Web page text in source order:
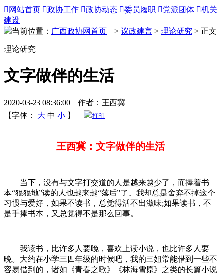
 网站首页 政协工作 政协动态 委员履职 党派团体 机关
建设
当前位置： 广西政协网首页 > 议政建言 > 理论研究 > 正文
理论研究
文字做伴的生活
2020-03-23 08:36:00 作者：王西冀
【字体：
大 中 小 】 打印
王西冀：文字做伴的生活
当下，没有与文字打交道的人是越来越少了，而捧着书
本“狠狠地”读的人也越来越“落后”了。我却总是舍弃不掉这个
习惯与爱好，如果不读书，总觉得活不出滋味;如果读书，不
是手捧书本，又总觉得不是那么回事。
我读书，比许多人要晚，喜欢上读小说，也比许多人要
晚。大约在小学三四年级的时候吧，我的三姐常能借到一些不
容易借到的，诸如《青春之歌》《林海雪原》之类的长篇小说